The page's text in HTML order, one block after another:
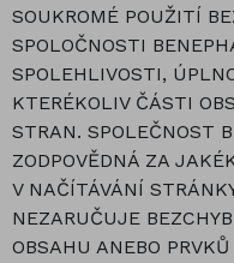
SOUKROMÉ POUŽITÍ
SPOLOČNOSTI
SPOLEHLIVOSTI,
KTERÉKOLIV ČÁSTI
STRAN. SPOLEČNOST
ZODPOVĚDNÁ ZA
V NAČÍTÁVÁNÍ
NEZARUČUJE
OBSAHU ANEBO